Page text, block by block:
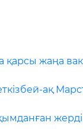
жаңа
ақ
жерді